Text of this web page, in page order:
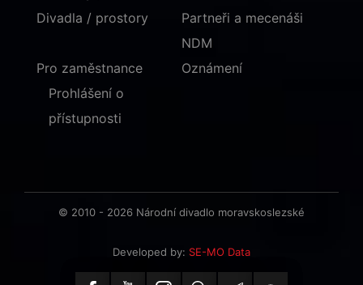
Divadla / prostory
Partneři a mecenáši
NDM
Pro zaměstnance
Oznámení
Prohlášení o
přístupnosti
© 2010 - 2026 Národní divadlo moravskoslezské
Developed by: SE-MO Data